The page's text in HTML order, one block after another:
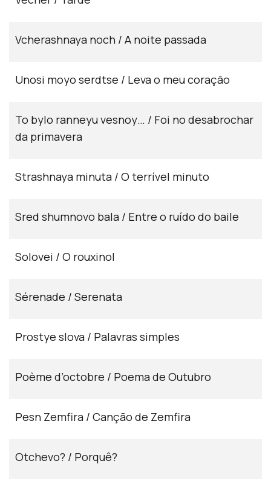
Vcherashnaya noch / A noite passada
Unosi moyo serdtse / Leva o meu coração
To bylo ranneyu vesnoy… / Foi no desabrochar
da primavera
Strashnaya minuta / O terrível minuto
Sred shumnovo bala / Entre o ruído do baile
Solovei / O rouxinol
Sérenade / Serenata
Prostye slova / Palavras simples
Poème d’octobre / Poema de Outubro
Pesn Zemfira / Canção de Zemfira
Otchevo? / Porquê?